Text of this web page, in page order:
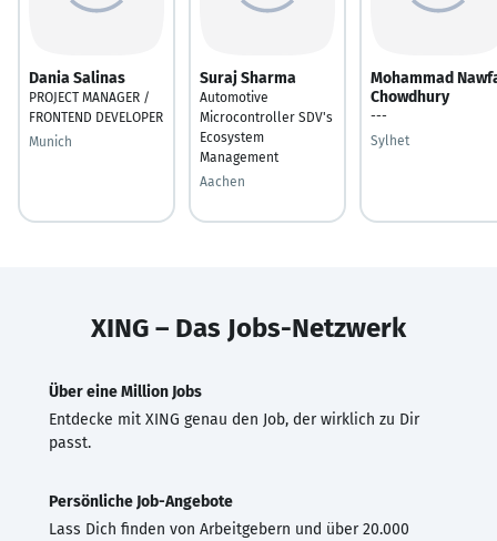
Dania Salinas
PROJECT MANAGER /
FRONTEND DEVELOPER
Munich
Suraj Sharma
Automotive
Microcontroller SDV's
Ecosystem
Management
Aachen
Mohammad
Chowdhury
---
Sylhet
XING – Das Jobs-Netzwerk
Über eine Million Jobs
Entdecke mit XING genau den Job, der wirklich zu Dir
passt.
Persönliche Job-Angebote
Lass Dich finden von Arbeitgebern und über 20.000